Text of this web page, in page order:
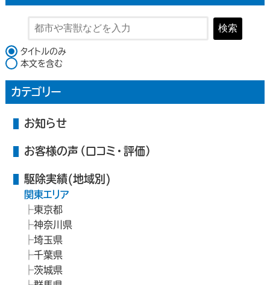
検索
検索対象
タイトルのみ
本文を含む
カテゴリー
お知らせ
お客様の声（口コミ・評価）
駆除実績(地域別)
関東エリア
東京都
神奈川県
埼玉県
千葉県
茨城県